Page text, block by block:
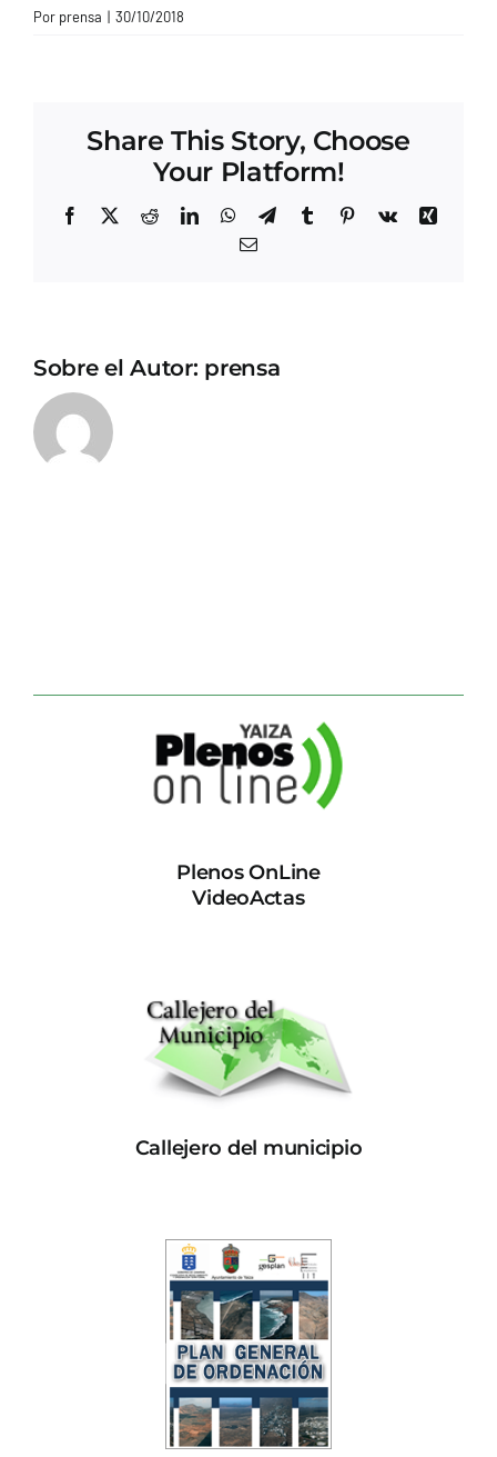
Por prensa | 30/10/2018
Share This Story, Choose
Your Platform!
Facebook
X RedditLinkedInWhatsApp
TelegramTumblrPinterest
Vk
Xing
Correo
Sobre el Autor: prensa
Plenos OnLine
VideoActas
Callejero del municipio